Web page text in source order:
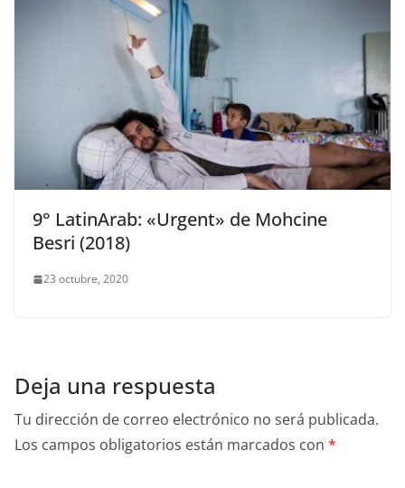
9° LatinArab: «Urgent» de Mohcine
Besri (2018)
23 octubre, 2020
Deja una respuesta
Tu dirección de correo electrónico no será publicada.
Los campos obligatorios están marcados con *